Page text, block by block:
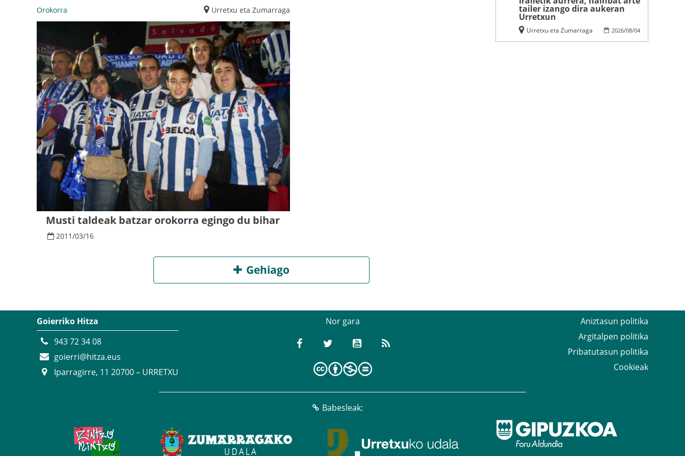
Orokorra Urretxu eta Zumarraga
Musti taldeak batzar orokorra egingo du bihar
2011/03/16
Gehiago
tailer izango dira aukeran
Urretxun
2026/08/04
Urretxu eta Zumarraga
Goierriko Hitza
943 72 34 08
goierri@hitza.eus
Iparragirre, 11 20700 – URRETXU
Nor gara
Aniztasun politika
Argitalpen politika
Pribatutasun politika
Cookieak
Babesleak: